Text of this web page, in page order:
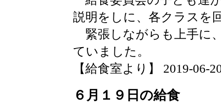
説明をしに、各クラスを
緊張しながらも上手に
ていました。
【給食室より】 2019-06-
６月１９日の給食